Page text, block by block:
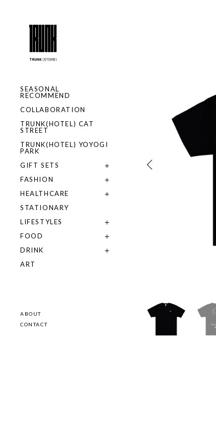
SEASONAL
RECOMMEND
COLLABORATION
TRUNK(HOTEL) CAT
STREET
TRUNK(HOTEL) YOYOGI
PARK
GIFT SETS
FASHION
HEALTHCARE
STATIONARY
LIFESTYLES
FOOD
DRINK
ART
ABOUT
CONTACT